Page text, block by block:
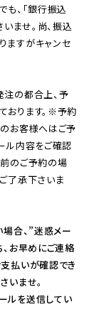
も、「銀行振込
ませ。尚、振込
ますがキャンセ
の都合上、予
おります。※予約
お客様へはご予
ル内容をご確認
のご予約の場
了承下さいま
場合、”迷惑メー
お早めにご連絡
払いが確認でき
いませ。
ルを送信してい